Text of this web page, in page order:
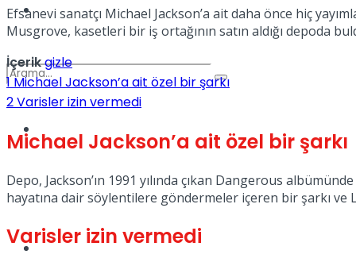
Dünya
Müzik
No Result
View All Result
Efsanevi sanatçı Michael Jackson’a ait daha önce hiç
Musgrove, kasetleri bir iş ortağının satın aldığı depoda
İçerikgizle
1 Michael Jackson’a ait özel bir şarkı
2Varisler izin vermedi
Michael Jackson’a ait özel bir şarkı
Depo, Jackson’ın 1991 yılında çıkan Dangerous
hayatına dair söylentilere göndermeler içeren bir şarkı ve
Varisler izin vermedi